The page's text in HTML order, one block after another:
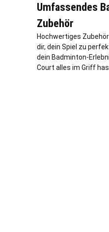
Umfassendes
Zubehör
Hochwertiges
dir, dein Spiel zu
dein Badminton-
Court alles im Griff